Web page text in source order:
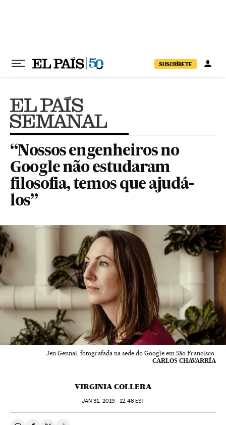
SUSCRÍBETE
“Nossos engenheiros no
Google não estudaram
filosofia, temos que ajudá-
los”
Jen Gennai, fotografada na sede do Google em São Francisco.
CARLOS CHAVARRÍA
VIRGINIA COLLERA
JAN 31, 2019 - 12:46EST